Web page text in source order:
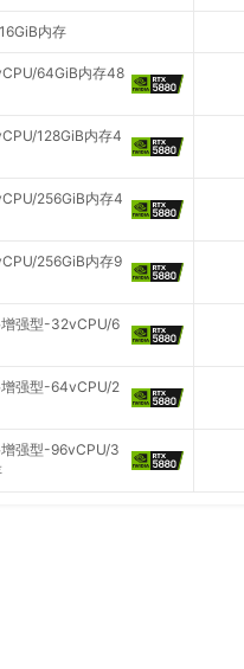
内存
64GiB内存48
128GiB内存4
256GiB内存4
256GiB内存9
强型-32vCPU/6
强型-64vCPU/2
强型-96vCPU/3